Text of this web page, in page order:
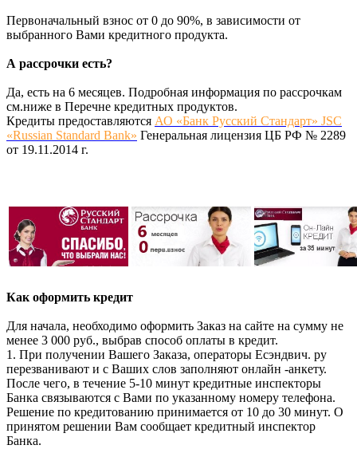
Первоначальный взнос от 0 до 90%, в зависимости от
выбранного Вами кредитного продукта.
А рассрочки есть?
Да, есть на 6 месяцев. Подробная информация по рассрочкам
см.ниже в Перечне кредитных продуктов.
Кредиты предоставляются АО «Банк Русский Стандарт» JSC
«Russian Standard Bank» Генеральная лицензия ЦБ РФ № 2289
от 19.11.2014 г.
Как оформить кредит
Для начала, необходимо оформить Заказ на сайте на сумму не
менее 3 000 руб., выбрав способ оплаты в кредит.
1. При получении Вашего Заказа, операторы Есэндвич. ру
перезванивают и с Ваших слов заполняют онлайн -анкету.
После чего, в течение 5-10 минут кредитные инспекторы
Банка связываются с Вами по указанному номеру телефона.
Решение по кредитованию принимается от 10 до 30 минут. О
принятом решении Вам сообщает кредитный инспектор
Банка.